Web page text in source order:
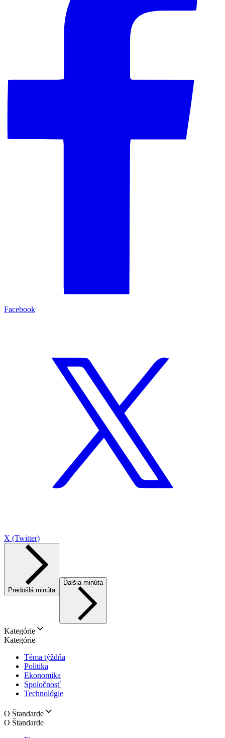
Facebook
X (Twitter)
Predošlá minúta
Ďalšia minúta
Kategórie
Kategórie
Téma týždňa
Politika
Ekonomika
Spoločnosť
Technológie
O Štandarde
O Štandarde